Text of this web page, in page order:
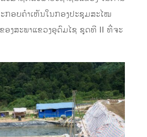
ກອບຄໍາເຫັນໃນກອງປະຊຸມສະໄໝ
ອງສະພາແຂວງອຸດົມໄຊ ຊຸດທີ II ທີ່ຈະ